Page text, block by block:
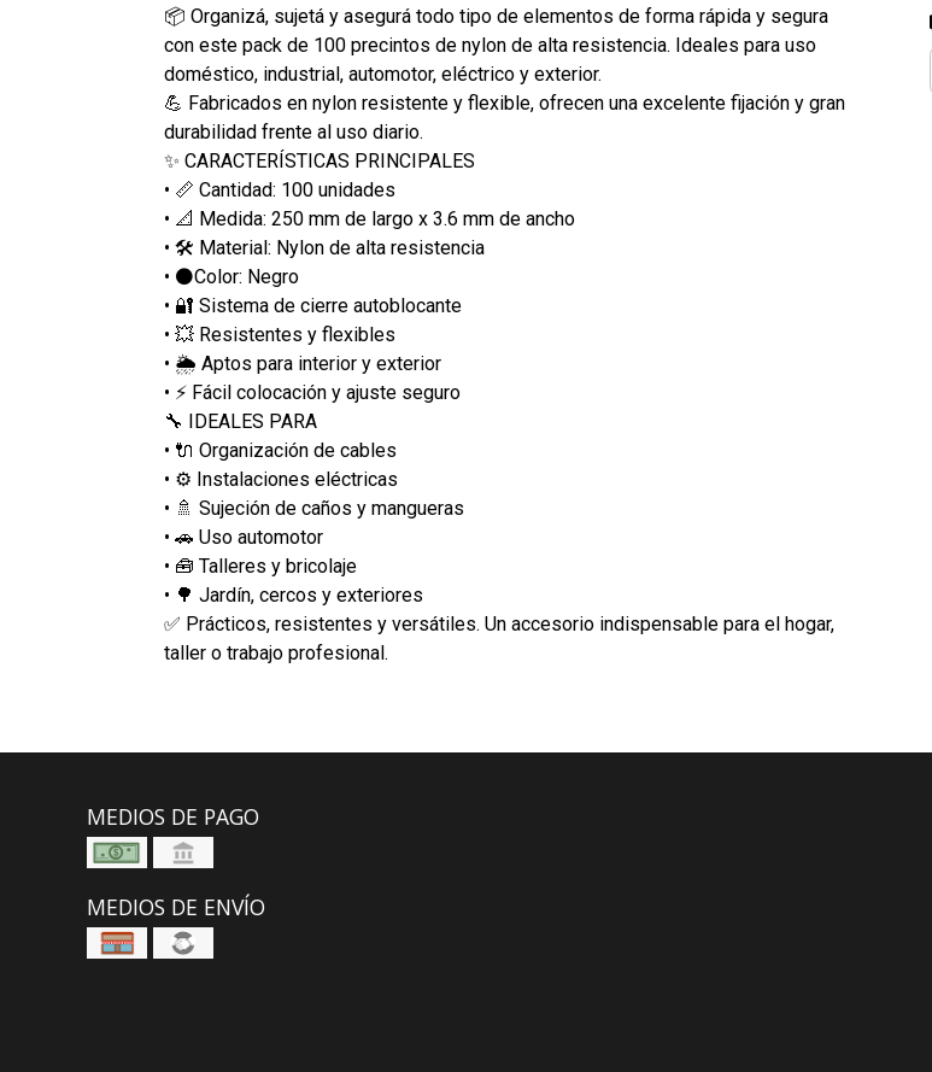
📦 Organizá, sujetá y asegurá todo tipo de elementos de forma rápida y segura
con este pack de 100 precintos de nylon de alta resistencia. Ideales para uso
doméstico, industrial, automotor, eléctrico y exterior.
💪 Fabricados en nylon resistente y flexible, ofrecen una excelente fijación y gran
durabilidad frente al uso diario.
✨ CARACTERÍSTICAS PRINCIPALES
• 📏 Cantidad: 100 unidades
• 📐 Medida: 250 mm de largo x 3.6 mm de ancho
• 🛠️ Material: Nylon de alta resistencia
• ⚫Color: Negro
• 🔐 Sistema de cierre autoblocante
• 💥 Resistentes y flexibles
• 🌦️ Aptos para interior y exterior
• ⚡ Fácil colocación y ajuste seguro
🔧 IDEALES PARA
• 🔌 Organización de cables
• ⚙️ Instalaciones eléctricas
• 🚿 Sujeción de caños y mangueras
• 🚗 Uso automotor
• 🧰 Talleres y bricolaje
• 🌳 Jardín, cercos y exteriores
✅ Prácticos, resistentes y versátiles. Un accesorio indispensable para el hogar,
taller o trabajo profesional.
MEDIOS DE PAGO
MEDIOS DE ENVÍO